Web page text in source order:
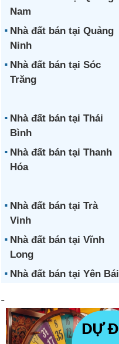
Nam
Nhà đất bán tại Quảng
Ninh
Nhà đất bán tại Sóc
Trăng
Nhà đất bán tại Thái
Bình
Nhà đất bán tại Thanh
Hóa
Nhà đất bán tại Trà
Vinh
Nhà đất bán tại Vĩnh
Long
Nhà đất bán tại Yên Bái